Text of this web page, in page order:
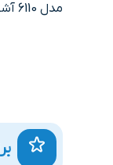
مدل 6110 آشنا خواهید شد.